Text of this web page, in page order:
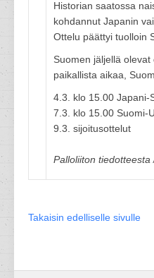
Historian saatossa
kohdannut Japanin
Ottelu päättyi tuolloin
Suomen jäljellä
paikallista aikaa,
4.3. klo 15.00 Japani-
7.3. klo 15.00 Suomi-
9.3. sijoitusottelut
Palloliiton
Takaisin edelliselle sivulle